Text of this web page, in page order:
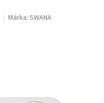
Márka: SWANA